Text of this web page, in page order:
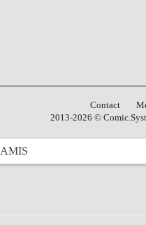
Contact
2013-2026 ©
AMIS